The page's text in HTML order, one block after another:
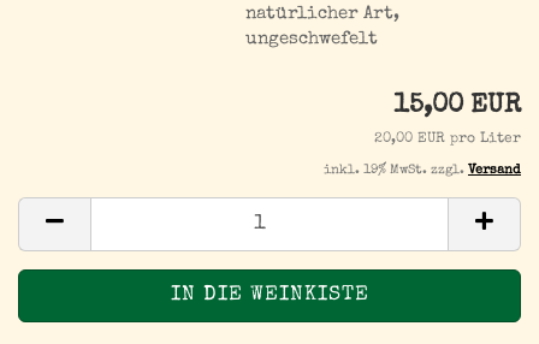
natürlicher Art,
ungeschwefelt
15,00 EUR
20,00 EUR pro Liter
inkl. 19% MwSt. zzgl. Versand